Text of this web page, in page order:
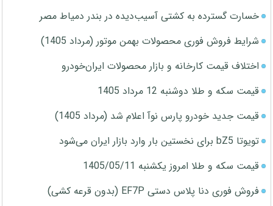
خسارت گسترده به کشتی آسیب‌دیده در بندر دمیاط مصر
شرایط فروش فوری محصولات بهمن موتور (مرداد 1405)
اختلاف قیمت کارخانه و بازار محصولات ایران‌خودرو
قیمت سکه و طلا دوشنبه 12 مرداد 1405
قیمت جدید خودرو پارس نوآ اعلام شد (مرداد 1405)
تویوتا bZ5 برای نخستین بار وارد بازار ایران می‌شود
قیمت سکه و طلا امروز یکشنبه 1405/05/11
فروش فوری دنا پلاس دستی EF7P (بدون قرعه کشی)